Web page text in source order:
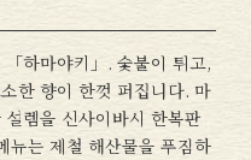
하마야키」. 숯불이 튀고,
한 향이 한껏 퍼집니다. 마
렘을 신사이바시 한복판
뉴는 제철 해산물을 푸짐하